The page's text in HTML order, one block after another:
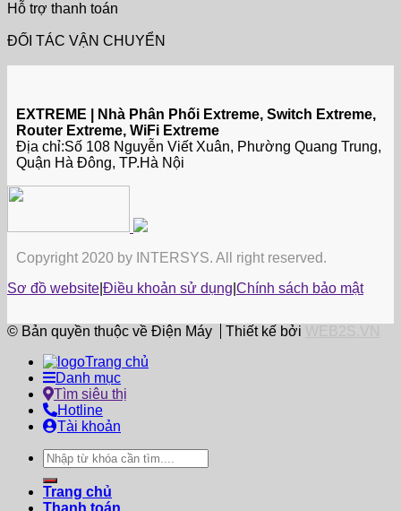
Hỗ trợ thanh toán
ĐỐI TÁC VẬN CHUYỂN
EXTREME | Nhà Phân Phối Extreme, Switch Extreme,
Router Extreme, WiFi Extreme
Địa chỉ:Số 108 Nguyễn Viết Xuân, Phường Quang Trung,
Quận Hà Đông, TP.Hà Nội
Copyright 2020 by INTERSYS. All right reserved.
Sơ đồ website Điều khoản sử dụng Chính sách bảo mật
© Bản quyền thuộc về Điện Máy Thiết kế bởi
Trang chủ
Danh mục
Tìm siêu thị
Hotline
Tài khoản
Tìm
kiếm:
Trang chủ